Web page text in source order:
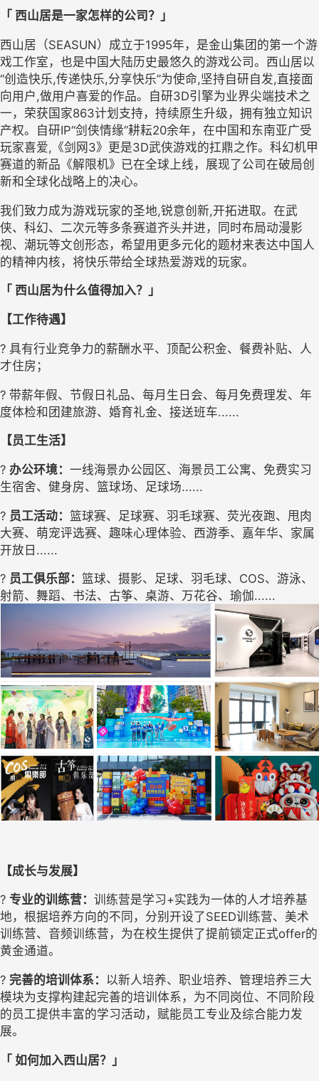
「 西山居是一家怎样的公司？」
西山居（SEASUN）成立于1995年，是金山集团的第一个游
戏工作室，也是中国大陆历史最悠久的游戏公司。西山居以
“创造快乐,传递快乐,分享快乐”为使命,坚持自研自发,直接面
向用户,做用户喜爱的作品。自研3D引擎为业界尖端技术之
一，荣获国家863计划支持，持续原生升级，拥有独立知识
产权。自研IP“剑侠情缘”耕耘20余年，在中国和东南亚广受
玩家喜爱,《剑网3》更是3D武侠游戏的扛鼎之作。科幻机甲
赛道的新品《解限机》已在全球上线，展现了公司在破局创
新和全球化战略上的决心。
我们致力成为游戏玩家的圣地,锐意创新,开拓进取。在武
侠、科幻、二次元等多条赛道齐头并进，同时布局动漫影
视、潮玩等文创形态，希望用更多元化的题材来表达中国人
的精神内核 ， 将快乐带给全球热爱游戏的玩家。
「 西山居为什么值得加入？」
【工作待遇】
? 具有行业竞争力的薪酬水平、 顶配公积金、餐费补贴、人
才住房 ；
? 带薪年假、节假日礼品、每月生日会、每月免费理发、年
度体检和团建旅游、婚育礼金、接送班车......
【员工生活】
? 办公环境： 一线海景办公园区、 海景员工公寓、 免费实习
生宿舍、 健身房、篮球场、足球场......
? 员工活动： 篮球赛、足球赛、羽毛球赛、荧光夜跑、甩肉
大赛、萌宠评选赛、趣味心理体验、西游季、嘉年华、家属
开放日 ......
? 员工俱乐部： 篮球、摄影、足球、羽毛球、 COS、游泳、
射箭、舞蹈、书法、古筝、桌游、万花谷、瑜伽......
【成长与发展】
? 专业的训练营： 训练营是学习+实践为一体的人才培养基
地，根据培养方向的不同，分别开设了SEED训练营、美术
训练营、音频训练营，为在校生提供了提前锁定正式offer的
黄金通道。
? 完善的培训体系： 以新人培养、职业培养、管理培养三大
模块为支撑构建起完善的培训体系，为不同岗位、不同阶段
的员工提供丰富的学习活动，赋能员工专业及综合能力发
展。
「 如何加入西山居？」